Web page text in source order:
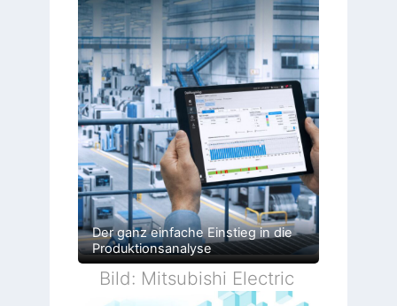
Der ganz einfache Einstieg in die
Produktionsanalyse
Bild: Mitsubishi Electric